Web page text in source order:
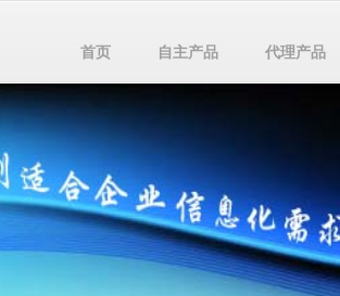
首页 自主产品 代理产品